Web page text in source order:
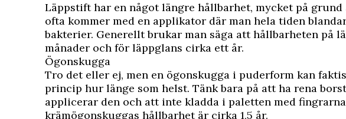
Läppstift har en något längre hållbarhet, mycket på grund
ofta kommer med en applikator där man hela tiden
bakterier. Generellt brukar man säga att hållbarheten på
månader och för läppglans cirka ett år.
Ögonskugga
Tro det eller ej, men en ögonskugga i puderform kan
princip hur länge som helst. Tänk bara på att ha rena
applicerar den och att inte kladda i paletten med
krämögonskuggas hållbarhet är cirka 1,5 år.